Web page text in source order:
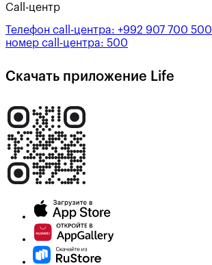
Call-центр
Телефон call-центра: +992 907 700 500
номер call-центра: 500
Скачать приложение Life